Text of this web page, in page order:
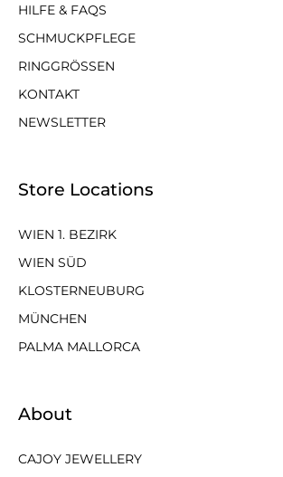
HILFE & FAQS
SCHMUCKPFLEGE
RINGGRÖSSEN
KONTAKT
NEWSLETTER
Store Locations
WIEN 1. BEZIRK
WIEN SÜD
KLOSTERNEUBURG
MÜNCHEN
PALMA MALLORCA
About
CAJOY JEWELLERY